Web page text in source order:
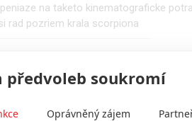
na taketo kinematograficke
rad pozriem krala scorpiona
Thora ne? :-D
předvoleb soukromí
Oprávněný zájem